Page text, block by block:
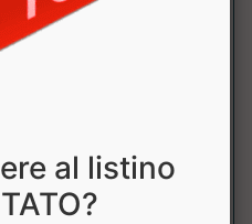
Core
una barretta proteica che
al listino